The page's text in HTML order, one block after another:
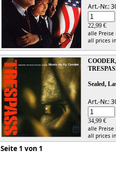
Art.-Nr.:
22,99 €
alle
all prices
Sealed,
Art.-Nr.:
34,99 €
alle
all prices
Seite 1 von 1